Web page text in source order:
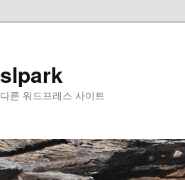
slpark
다른 워드프레스 사이트